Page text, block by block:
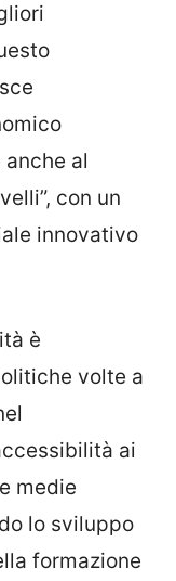
al
con un
innovativo
è
volte a
ai
medie
lo sviluppo
formazione